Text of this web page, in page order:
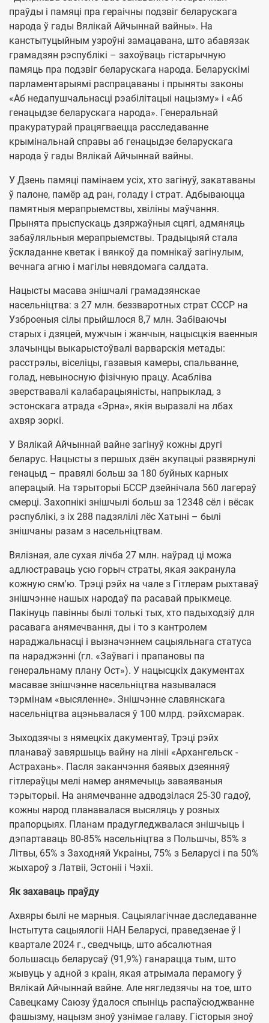
праўды і памяці пра гераічны подзвіг беларускага
народа ў гады Вялікай Айчыннай вайны». На
канстытуцыйным узроўні замацавана, што абавязак
грамадзян рэспублікі – захоўваць гістарычную
памяць пра подзвіг беларускага народа. Беларускімі
парламентарыямі распрацаваны і прыняты законы
«Аб недапушчальнасці рэабілітацыі нацызму» і «Аб
генацыдзе беларускага народа». Генеральнай
пракуратурай працягваецца расследаванне
крымінальнай справы аб генацыдзе беларускага
народа ў гады Вялікай Айчыннай вайны.
У Дзень памяці памінаем усіх, хто загінуў, закатаваны
ў палоне, памёр ад ран, голаду і страт. Адбываюцца
памятныя мерапрыемствы, хвіліны маўчання.
Прынята прыспускаць дзяржаўныя сцягі, адмяняць
забаўляльныя мерапрыемствы. Традыцыяй стала
ўскладанне кветак і вянкоў да помнікаў загінулым,
вечнага агню і магілы невядомага салдата.
Нацысты масава знішчалі грамадзянскае
насельніцтва: з 27 млн. беззваротных страт СССР на
Узброеныя сілы прыйшлося 8,7 млн. Забіваючы
старых і дзяцей, мужчын і жанчын, нацысцкія ваенныя
злачынцы выкарыстоўвалі варварскія метады:
расстрэлы, віселіцы, газавыя камеры, спальванне,
голад, невыносную фізічную працу. Асабліва
зверствавалі калабарацыяністы, напрыклад, з
эстонскага атрада «Эрна», якія выразалі на лбах
ахвяр зоркі.
У Вялікай Айчыннай вайне загінуў кожны другі
беларус. Нацысты з першых дзён акупацыі развярнулі
генацыд – правялі больш за 180 буйных карных
аперацый. На тэрыторыі БССР дзейнічала 560 лагераў
смерці. Захопнікі знішчылі больш за 12348 сёл і вёсак
рэспублікі, з іх 288 падзялілі лёс Хатыні – былі
знішчаны разам з насельніцтвам.
Вялізная, але сухая лічба 27 млн. наўрад ці можа
адлюстраваць усю горыч страты, якая закранула
кожную сям'ю. Трэці рэйх на чале з Гітлерам рыхтаваў
знішчэнне нашых народаў па расавай прыкмеце.
Пакінуць павінны былі толькі тых, хто падыходзіў для
расавага анямечвання, ды і то з кантролем
нараджальнасці і вызначэннем сацыяльнага статуса
па нараджэнні (гл. «Заўвагі і прапановы па
генеральнаму плану Ост»). У нацысцкіх дакументах
масавае знішчэнне насельніцтва называлася
тэрмінам «высяленне». Знішчэнне славянскага
насельніцтва ацэньвалася ў 100 млрд. рэйхсмарак.
Зыходзячы з нямецкіх дакументаў, Трэці рэйх
планаваў завяршыць вайну на лініі «Архангельск -
Астрахань». Пасля заканчэння баявых дзеянняў
гітлераўцы мелі намер анямечыць заваяваныя
тэрыторыі. На анямечванне адводзілася 25-30 гадоў,
кожны народ планавалася высяляць у розных
прапорцыях. Планам прадугледжвалася знішчыць і
дэпартаваць 80-85% насельніцтва з Польшчы, 85% з
Літвы, 65% з Заходняй Украіны, 75% з Беларусі і па 50%
жыхароў з Латвіі, Эстоніі і Чэхіі.
Як захаваць праўду
Ахвяры былі не марныя. Сацыялагічнае даследаванне
Інстытута сацыялогіі НАН Беларусі, праведзенае ў I
квартале 2024 г., сведчыць, што абсалютная
большасць беларусаў (91,9%) ганарацца тым, што
жывуць у адной з краін, якая атрымала перамогу ў
Вялікай Айчыннай вайне. Але нягледзячы на тое, што
Савецкаму Саюзу ўдалося спыніць распаўсюджванне
фашызму, нацызм зноў узнімае галаву. Гісторыя зноў